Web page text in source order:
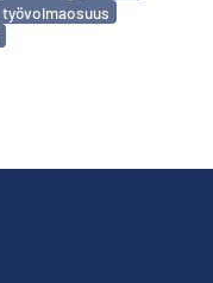
työvoimaosuus